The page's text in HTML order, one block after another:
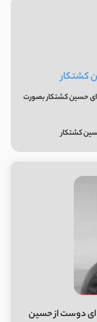
کشتکار
حسین کشتکار بصورت
کشتکار
ای دوﺳﺖ از حسین